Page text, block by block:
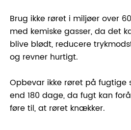
Brug ikke røret i miljøer over
med kemiske gasser, da det
blive blødt, reducere
og revner hurtigt.
Opbevar ikke røret på fugtige
end 180 dage, da fugt kan
føre til, at røret knækker.